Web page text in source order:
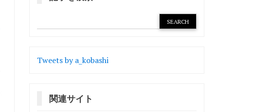
Tweets by a_kobashi
関連サイト